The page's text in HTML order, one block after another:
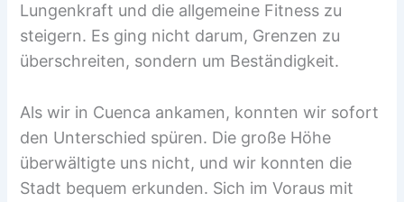
Lungenkraft und die allgemeine Fitness zu
steigern. Es ging nicht darum, Grenzen zu
überschreiten, sondern um Beständigkeit.
Als wir in Cuenca ankamen, konnten wir sofort
den Unterschied spüren. Die große Höhe
überwältigte uns nicht, und wir konnten die
Stadt bequem erkunden. Sich im Voraus mit